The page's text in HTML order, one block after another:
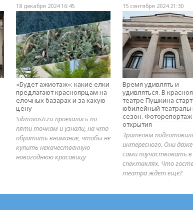
18 декабря 2024 16:45
«Будет ажиотаж»: какие елки
предлагают красноярцам на
елочных базарах и за какую
цену
Sibnovosti.ru проехались по
пяти точкам и узнали, на что
обратить внимание, чтобы не
купить некачественную
новогоднюю красавицу
15 сентября 2024 21:30
Время удивлять и
удивляться. В
театре Пушкина
юбилейный
сезон. Фоторепортаж
открытия
Зрителям
интересного. Они
сами поучаствовать в
спектаклях. Что
театра ждет еще?